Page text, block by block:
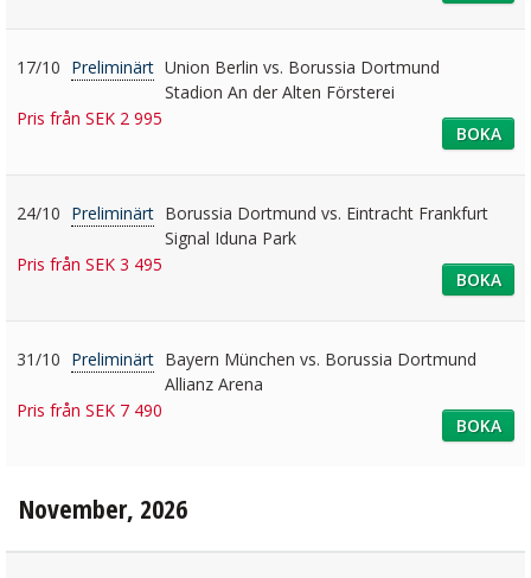
17/10 Preliminärt Union Berlin vs. Borussia Dortmund
Stadion An der Alten Försterei
Pris från SEK 2 995
BOKA
24/10 Preliminärt Borussia Dortmund vs. Eintracht Frankfurt
Signal Iduna Park
Pris från SEK 3 495
BOKA
31/10 Preliminärt Bayern München vs. Borussia Dortmund
Allianz Arena
Pris från SEK 7 490
BOKA
November, 2026